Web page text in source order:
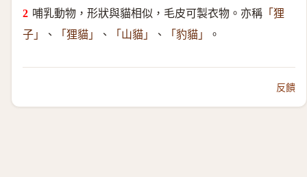
哺乳動物，形狀與貓相似，毛皮可製衣物。亦稱「狸
子」
、 「狸貓」 、 「山貓」 、 「豹貓」 。
反饋